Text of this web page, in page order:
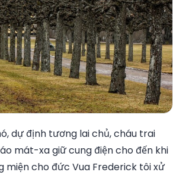
dự định tương lai chủ, cháu trai
mát-xa giữ cung điện cho đến khi
miện cho đức Vua Frederick tôi xử